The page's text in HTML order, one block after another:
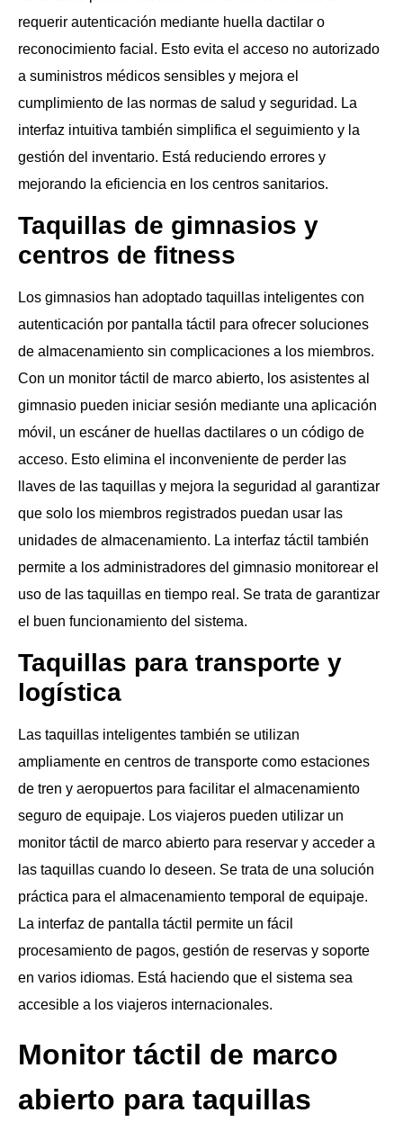
requerir autenticación mediante huella dactilar o
reconocimiento facial. Esto evita el acceso no autorizado
a suministros médicos sensibles y mejora el
cumplimiento de las normas de salud y seguridad. La
interfaz intuitiva también simplifica el seguimiento y la
gestión del inventario. Está reduciendo errores y
mejorando la eficiencia en los centros sanitarios.
Taquillas de gimnasios y
centros de fitness
Los gimnasios han adoptado taquillas inteligentes con
autenticación por pantalla táctil para ofrecer soluciones
de almacenamiento sin complicaciones a los miembros.
Con un monitor táctil de marco abierto, los asistentes al
gimnasio pueden iniciar sesión mediante una aplicación
móvil, un escáner de huellas dactilares o un código de
acceso. Esto elimina el inconveniente de perder las
llaves de las taquillas y mejora la seguridad al garantizar
que solo los miembros registrados puedan usar las
unidades de almacenamiento. La interfaz táctil también
permite a los administradores del gimnasio monitorear el
uso de las taquillas en tiempo real. Se trata de garantizar
el buen funcionamiento del sistema.
Taquillas para transporte y
logística
Las taquillas inteligentes también se utilizan
ampliamente en centros de transporte como estaciones
de tren y aeropuertos para facilitar el almacenamiento
seguro de equipaje. Los viajeros pueden utilizar un
monitor táctil de marco abierto para reservar y acceder a
las taquillas cuando lo deseen. Se trata de una solución
práctica para el almacenamiento temporal de equipaje.
La interfaz de pantalla táctil permite un fácil
procesamiento de pagos, gestión de reservas y soporte
en varios idiomas. Está haciendo que el sistema sea
accesible a los viajeros internacionales.
Monitor táctil de marco
abierto para taquillas